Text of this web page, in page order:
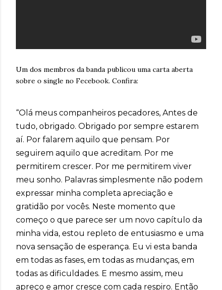
Um dos membros da banda publicou uma carta aberta
sobre o single no Fecebook. Confira:
“Olá meus companheiros pecadores, Antes de
tudo, obrigado. Obrigado por sempre estarem
aí. Por falarem aquilo que pensam. Por
seguirem aquilo que acreditam. Por me
permitirem crescer. Por me permitirem viver
meu sonho. Palavras simplesmente não podem
expressar minha completa apreciação e
gratidão por vocês. Neste momento que
começo o que parece ser um novo capítulo da
minha vida, estou repleto de entusiasmo e uma
nova sensação de esperança. Eu vi esta banda
em todas as fases, em todas as mudanças, em
todas as dificuldades. E mesmo assim, meu
apreço e amor cresce com cada respiro. Então